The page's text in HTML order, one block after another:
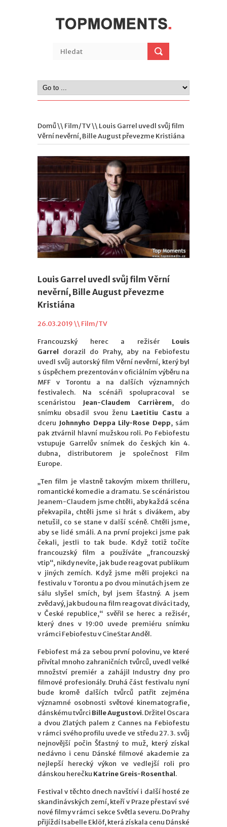
Domů\\ Film/TV\\ Louis Garrel uvedl svůj film
Věrní nevěrní, Bille August převezme Kristiána
Louis Garrel uvedl svůj film Věrní
nevěrní, Bille August převezme
Kristiána
26.03.2019 \\ Film/TV
Francouzský herec a režisér
Louis
Garrel dorazil do Prahy, aby na Febiofestu
uvedl svůj autorský film Věrní nevěrní, který byl
s úspěchem prezentován v oficiálním výběru na
MFF v Torontu a na dalších významných
festivalech. Na scénáři spolupracoval se
scenáristou
Jean-Claudem Carrièrem, do
snímku obsadil svou ženu Laetitiu Castu a
dceru Johnnyho Deppa Lily-Rose Depp, sám
pak ztvárnil hlavní mužskou roli. Po Febiofestu
vstupuje Garrelův snímek do českých kin 4.
dubna, distributorem je společnost Film
Europe.
„Ten film je vlastně takovým mixem thrilleru,
romantické komedie a dramatu. Se scénáristou
Jeanem-Claudem jsme chtěli, aby každá scéna
překvapila, chtěli jsme si hrát s divákem, aby
netušil, co se stane v další scéně. Chtěli jsme,
aby se lidé smáli. A na první projekci jsme pak
čekali, jestli to tak bude. Když totiž točíte
francouzský film a používáte „francouzský
vtip“, nikdy nevíte, jak bude reagovat publikum
v jiných zemích. Když jsme měli projekci na
festivalu v Torontu a po dvou minutách jsem ze
sálu slyšel smích, byl jsem šťastný. A jsem
zvědavý, jak budou na film reagovat diváci tady,
v České republice,“ svěřil se herec a režisér,
který dnes v 19:00 uvede premiéru snímku
v rámci Febiofestu v CineStar Anděl.
Febiofest má za sebou první polovinu, ve které
přivítal mnoho zahraničních tvůrců, uvedl velké
množství premiér a zahájil Industry dny pro
filmové profesionály. Druhá část festivalu nyní
bude kromě dalších tvůrců patřit zejména
významné osobnosti světové kinematografie,
dánskému tvůrci Bille Augustovi. Držitel Oscara
a dvou Zlatých palem z Cannes na Febiofestu
v rámci svého profilu uvede ve středu 27. 3. svůj
nejnovější počin Šťastný to muž, který získal
nedávno i cenu Dánské filmové akademie za
nejlepší herecký výkon ve vedlejší roli pro
dánskou herečku Katrine Greis-Rosenthal.
Festival v těchto dnech navštíví i další hosté ze
skandinávských zemí, kteří v Praze přestaví své
nové filmy v rámci sekce Světla severu. Do Prahy
přijíždí Isabelle Eklöf, která získala cenu Dánské